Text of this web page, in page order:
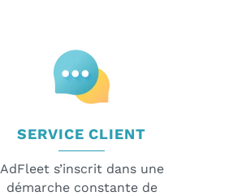
SERVICE CLIENT
AdFleet s’inscrit dans une
démarche constante de